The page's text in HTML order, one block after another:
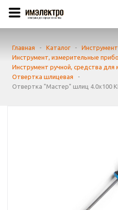
Главная - Каталог -
Инструмент, измерительные
Инструмент ручной, средства для
Отвертка шлицевая
-
Отвертка "Мастер" шлиц 4.0х100